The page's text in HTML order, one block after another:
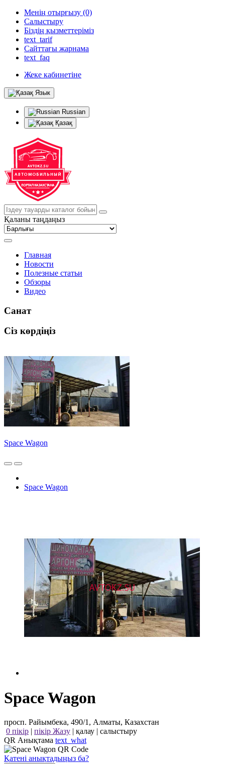
Менің отырғызу (0)
Салыстыру
Біздің қызметтеріміз
text_tarif
Сайттағы жарнама
text_faq
Жеке кабинетіне
Язык
Russian
Қазақ
Қаланы таңдаңыз
Главная
Новости
Полезные статьи
Обзоры
Видео
Санат
Сіз көрдіңіз
Space Wagon
Space Wagon
Space Wagon
просп. Райымбека, 490/1, Алматы, Казахстан
0 пікір | пікір Жазу | қалау | салыстыру
QR Анықтама text_what
Қатені анықтадыңыз ба?